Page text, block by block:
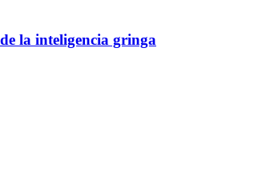
la inteligencia gringa